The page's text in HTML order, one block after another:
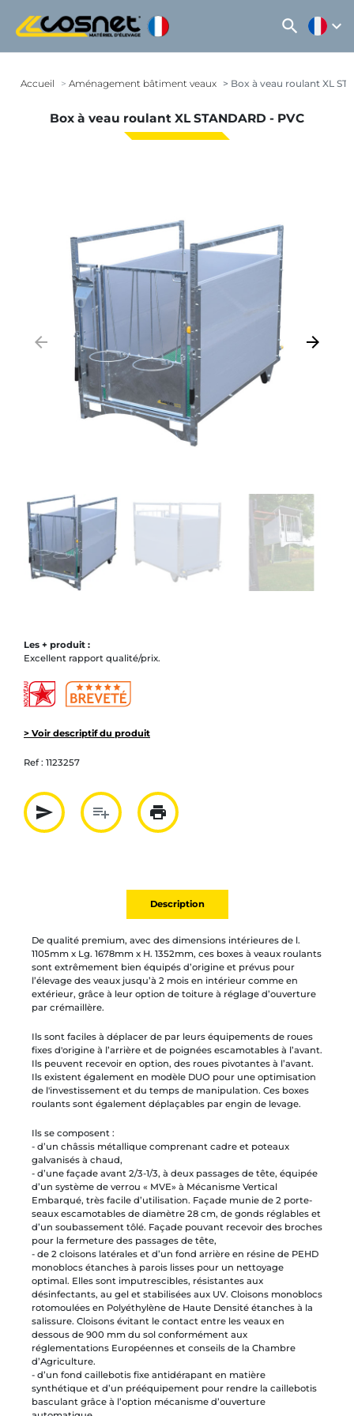
search expand_more
Accueil Aménagement bâtiment veaux Box à veau roulant XL
Box à veau roulant XL STANDARD - PVC
Précédent
arrow_backward Suivant
arrow_forward
Les + produit :
Excellent rapport qualité/prix.
> Voir descriptif du produit
Ref : 1123257
send
Partager par mail
playlist_add
Ajouter à la liste
print
Imprimer
Description
De qualité premium, avec des dimensions intérieures de l.
1105mm x Lg. 1678mm x H. 1352mm, ces boxes à veaux roulants
sont extrêmement bien équipés d’origine et prévus pour
l’élevage des veaux jusqu’à 2 mois en intérieur comme en
extérieur, grâce à leur option de toiture à réglage d’ouverture
par crémaillère.
Ils sont faciles à déplacer de par leurs équipements de roues
fixes d'origine à l’arrière et de poignées escamotables à l’avant.
Ils peuvent recevoir en option, des roues pivotantes à l’avant.
Ils existent également en modèle DUO pour une optimisation
de l'investissement et du temps de manipulation. Ces boxes
roulants sont également déplaçables par engin de levage.
Ils se composent :
- d’un châssis métallique comprenant cadre et poteaux
galvanisés à chaud,
- d’une façade avant 2/3-1/3, à deux passages de tête, équipée
d’un système de verrou « MVE» à Mécanisme Vertical
Embarqué, très facile d’utilisation. Façade munie de 2 porte-
seaux escamotables de diamètre 28 cm, de gonds réglables et
d’un soubassement tôlé. Façade pouvant recevoir des broches
pour la fermeture des passages de tête,
- de 2 cloisons latérales et d’un fond arrière en résine de PEHD
monoblocs étanches à parois lisses pour un nettoyage
optimal. Elles sont imputrescibles, résistantes aux
désinfectants, au gel et stabilisées aux UV. Cloisons monoblocs
rotomoulées en Polyéthylène de Haute Densité étanches à la
salissure. Cloisons évitant le contact entre les veaux en
dessous de 900 mm du sol conformément aux
réglementations Européennes et conseils de la Chambre
d’Agriculture.
- d’un fond caillebotis fixe antidérapant en matière
synthétique et d’un prééquipement pour rendre la caillebotis
basculant grâce à l’option mécanisme d’ouverture